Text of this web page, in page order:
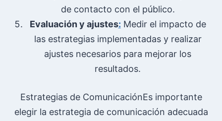
de contacto con el público.
Evaluación y ajustes: Medir el impacto de
las estrategias implementadas y realizar
ajustes necesarios para mejorar los
resultados.
Estrategias de ComunicaciónEs importante
elegir la estrategia de comunicación adecuada